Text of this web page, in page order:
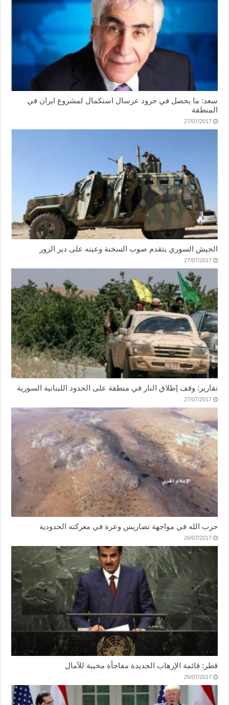
سعد: ما يحصل في جرود عرسال استكمال لمشروع ايران في
المنطقة
27/07/2017
الجيش السوري يتقدم صوب السخنة وعينه على دير الزور
27/07/2017
تقارير: وقف إطلاق النار في منطقة على الحدود اللبنانية السورية
27/07/2017
حزب الله في مواجهة تضاريس وعرة في معركته الحدودية
26/07/2017
قطر: قائمة الإرهاب الجديدة مفاجأة مخيبة للآمال
26/07/2017